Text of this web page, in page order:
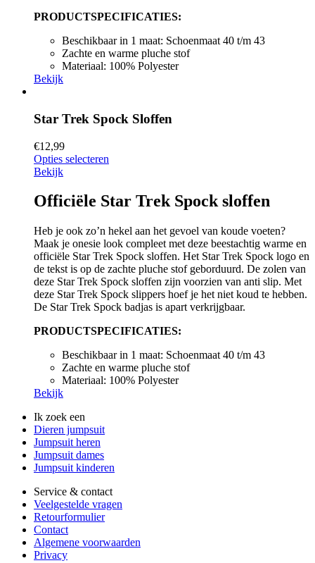
PRODUCTSPECIFICATIES:
Beschikbaar in 1 maat: Schoenmaat 40 t/m 43
Zachte en warme pluche stof
Materiaal: 100% Polyester
Bekijk
Star Trek Spock Sloffen
€12,99
Opties selecteren
Bekijk
Officiële Star Trek Spock sloffen
Heb je ook zo’n hekel aan het gevoel van koude voeten?
Maak je onesie look compleet met deze beestachtig warme en
officiële Star Trek Spock sloffen. Het Star Trek Spock logo en
de tekst is op de zachte pluche stof geborduurd. De zolen van
deze Star Trek Spock sloffen zijn voorzien van anti slip. Met
deze Star Trek Spock slippers hoef je het niet koud te hebben.
De Star Trek Spock badjas is apart verkrijgbaar.
PRODUCTSPECIFICATIES:
Beschikbaar in 1 maat: Schoenmaat 40 t/m 43
Zachte en warme pluche stof
Materiaal: 100% Polyester
Bekijk
Ik zoek een
Dieren jumpsuit
Jumpsuit heren
Jumpsuit dames
Jumpsuit kinderen
Service & contact
Veelgestelde vragen
Retourformulier
Contact
Algemene voorwaarden
Privacy